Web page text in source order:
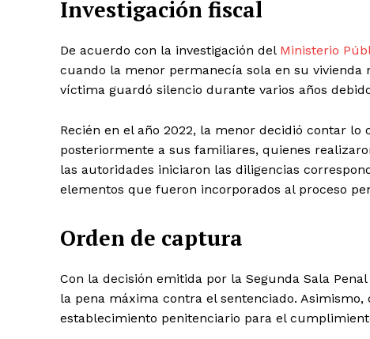
Investigación fiscal
De acuerdo con la investigación del Ministerio
cuando la menor permanecía sola en su
víctima guardó silencio durante varios años
Recién en el año 2022, la menor decidió contar
posteriormente a sus familiares, quienes
las autoridades iniciaron las diligencias
elementos que fueron incorporados al proceso
Orden de captura
Con la decisión emitida por la Segunda Sala
la pena máxima contra el sentenciado.
establecimiento penitenciario para el